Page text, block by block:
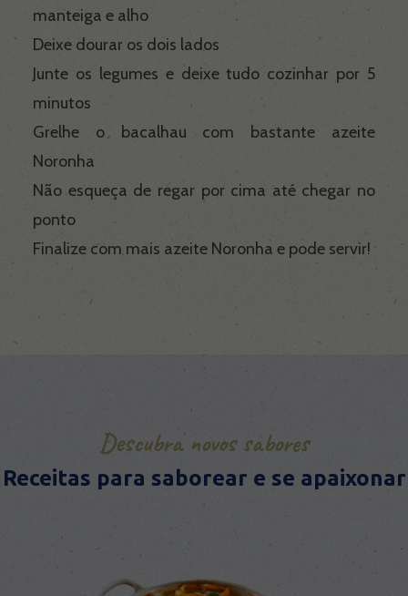
manteiga e alho
Deixe dourar os dois lados
Junte os legumes e deixe tudo cozinhar por 5
minutos
Grelhe o bacalhau com bastante azeite
Noronha
Não esqueça de regar por cima até chegar no
ponto
Finalize com mais azeite Noronha e pode servir!
Descubra novos sabores
Receitas para saborear e se apaixonar